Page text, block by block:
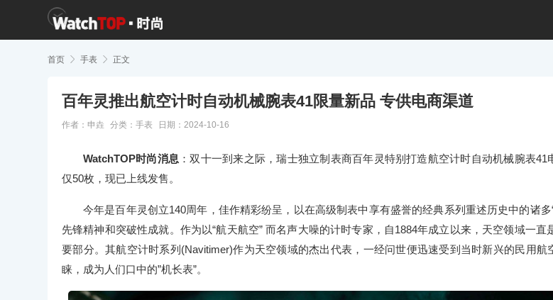
首页  手表  正文
百年灵推出航空计时自动机械腕表41限量新品 专供电商渠道
作者：申垚 分类： 手表 日期：2024-10-16
WatchTOP时尚消息 ：双十一到来之际，瑞士独立制表商百年灵特别打造航空计时自动机械腕表41
仅50枚，现已上线发售。
今年是百年灵创立140周年，佳作精彩纷呈，以在高级制表中享有盛誉的经典系列重述历史中的诸多
先锋精神和突破性成就。作为以“航天航空” 而名声大噪的计时专家，自1884年成立以来，天空领域一直
要部分。其航空计时系列(Navitimer)作为天空领域的杰出代表，一经问世便迅速受到当时新兴的民用航
睐，成为人们口中的”机长表”。